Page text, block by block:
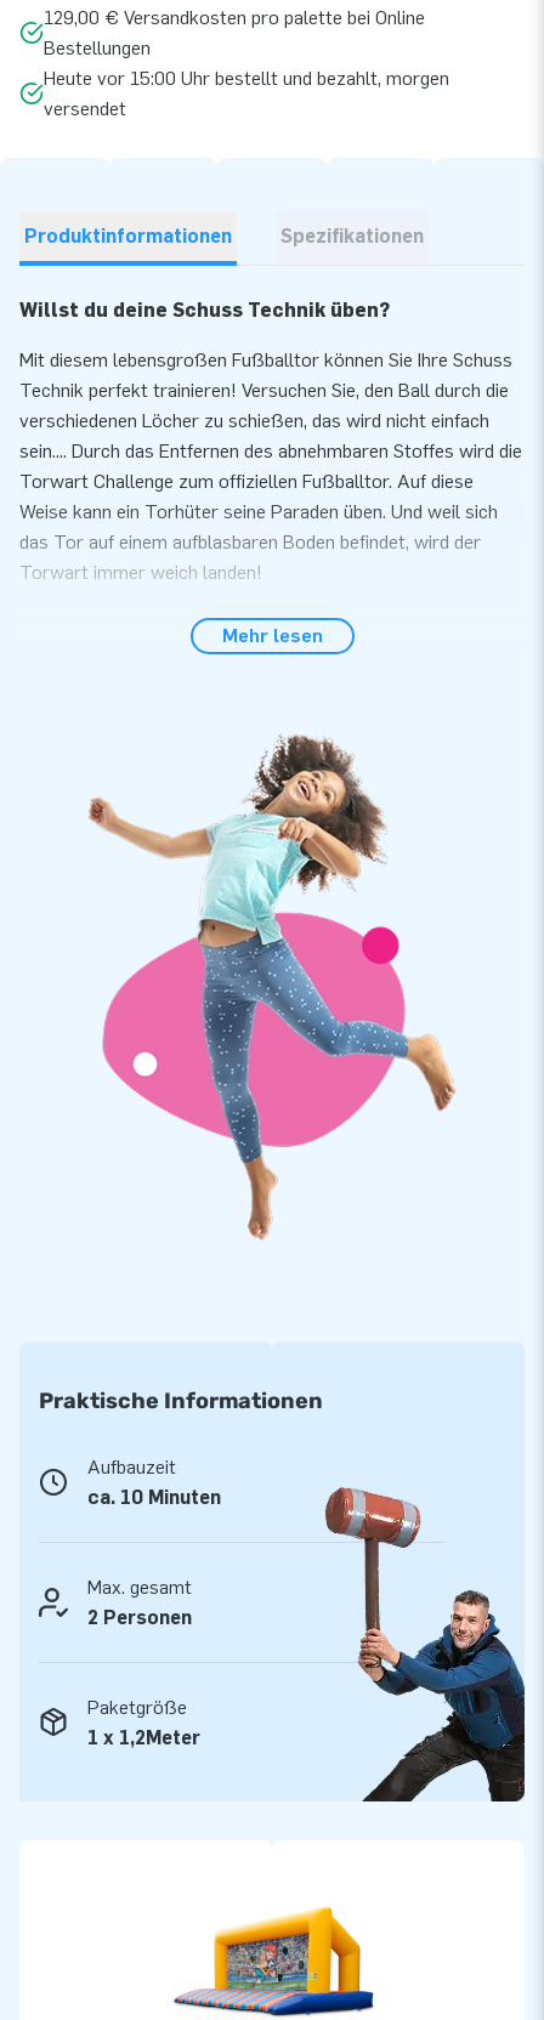
129,00 € Versandkosten pro palette bei Online
Bestellungen
Heute vor 15:00 Uhr bestellt und bezahlt, morgen
versendet
Produktinformationen Spezifikationen
Willst du deine Schuss Technik üben?
Mit diesem lebensgroßen Fußballtor können Sie Ihre Schuss
Technik perfekt trainieren! Versuchen Sie, den Ball durch die
verschiedenen Löcher zu schießen, das wird nicht einfach
sein.... Durch das Entfernen des abnehmbaren Stoffes wird die
Torwart Challenge zum offiziellen Fußballtor. Auf diese
Weise kann ein Torhüter seine Paraden üben. Und weil sich
das Tor auf einem aufblasbaren Boden befindet, wird der
Torwart immer weich landen!
Vollständig ausgestattet
sportlichen Aktivität oder einem anderen Ereignis. Wir liefern
diese Attraktion in einem Teil, so dass es leicht zu
transportieren ist. Das Tor wird inklusive Gebläse,
Verankerungsmaterial, Transporttasche, abnehmbarem
Torwarttuch und einer klaren Betriebsanleitung geliefert. So
haben Sie alles für einen herausfordernden Event.
Verlassen Sie sich auf unsere Qualität und 5 Jahre
JB Hüpfburgen sind an mehreren Stellen verstärkt und
mehrfach vernäht. Sie werden aus einer hoch qualitativen 9x9
Gewebe PVC Plane produziert. Aufgrund dessen sind sie
langlebig und einfach zu reinigen. Die Torwart Challenge wird
von JB mit einer Garantie von 1 Jahr geliefert. Auf diese
Weise liefern Sie mit diesem Produkt, Jahre optimalen
Kaufen Sie die Torwart Challenge und liefern Sie
ein Loch in die Luft springen. Unser Team aus Designern,
Entwicklern und Logistikern bieten einzigartige aufblasbare
unseren professionellen Service und die Lieferung verlassen.
Sie nennen uns auch " creators of greatness".
Mehr lesen
Praktische Informationen
Aufbauzeit
ca. 10 Minuten
Max. gesamt
2 Personen
Paketgröße
1 x 1,2Meter